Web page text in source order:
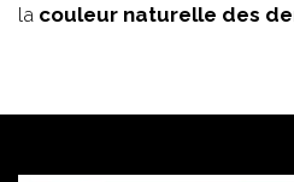
la couleur naturelle des